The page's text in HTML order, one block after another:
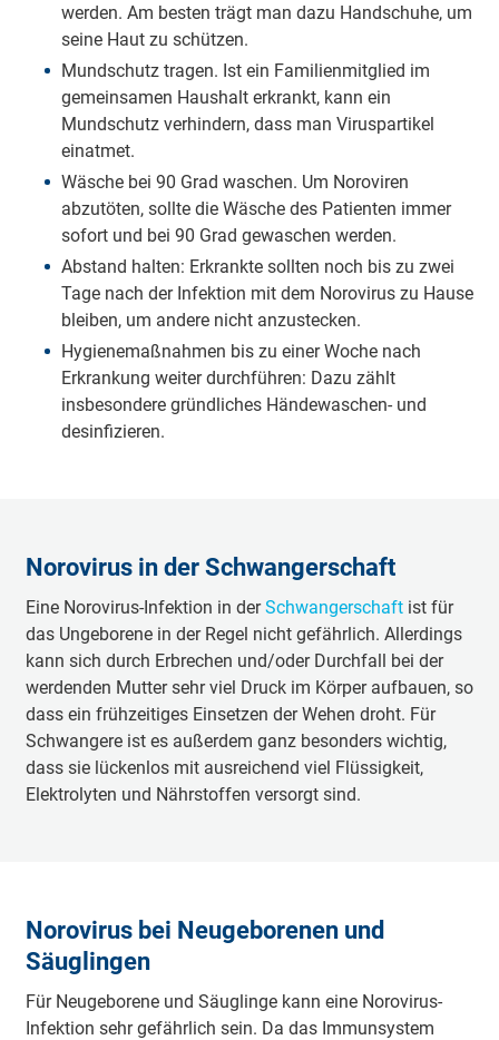
werden. Am besten trägt man dazu Handschuhe, um
seine Haut zu schützen.
Mundschutz tragen. Ist ein Familienmitglied im
gemeinsamen Haushalt erkrankt, kann ein
Mundschutz verhindern, dass man Viruspartikel
einatmet.
Wäsche bei 90 Grad waschen. Um Noroviren
abzutöten, sollte die Wäsche des Patienten immer
sofort und bei 90 Grad gewaschen werden.
Abstand halten: Erkrankte sollten noch bis zu zwei
Tage nach der Infektion mit dem Norovirus zu Hause
bleiben, um andere nicht anzustecken.
Hygienemaßnahmen bis zu einer Woche nach
Erkrankung weiter durchführen: Dazu zählt
insbesondere gründliches Händewaschen- und
desinfizieren.
Norovirus in der Schwangerschaft
Eine Norovirus-Infektion in derSchwangerschaft ist für
das Ungeborene in der Regel nicht gefährlich. Allerdings
kann sich durch Erbrechen und/oder Durchfall bei der
werdenden Mutter sehr viel Druck im Körper aufbauen, so
dass ein frühzeitiges Einsetzen der Wehen droht. Für
Schwangere ist es außerdem ganz besonders wichtig,
dass sie lückenlos mit ausreichend viel Flüssigkeit,
Elektrolyten und Nährstoffen versorgt sind.
Norovirus bei Neugeborenen und
Säuglingen
Für Neugeborene und Säuglinge kann eine Norovirus-
Infektion sehr gefährlich sein. Da das Immunsystem